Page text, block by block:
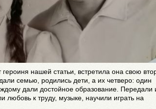
героиня нашей статьи, встретила она свою
семью, родились дети, а их четверо: один
дали достойное образование. Передали
любовь к труду, музыке, научили играть на